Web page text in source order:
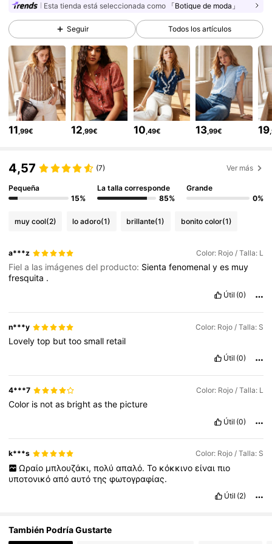
4,74 133K Seguidores
4,74 133K Seguidores
4,74 133K Seguidores
4,74 133K Seguidores
Esta tienda está seleccionada como 「Botique de moda」
Seguir Todos los artículos
11 ,99€ 12 ,99€ 10 ,49€ 13 ,99€ 19
4,57 (7) Ver más
Pequeña
15%
La talla corresponde
85%
Grande
0%
muy cool(2) lo adoro(1) brillante(1) bonito color(1)
a***z Color: Rojo / Talla: L
Fiel a las imágenes del producto: Sientafenomenalyes muy
fresquita .
Útil (0)
n***y Color: Rojo / Talla: S
Lovelytop buttoosmall retail
Útil (0)
4***7 Color: Rojo / Talla: L
Color is notas brightasthe picture
Útil (0)
k***s Color: Rojo / Talla: S
Ωραίο μπλουζάκι, πολύ απαλό. Το κόκκινο είναι πιο
υποτονικόαπόαυτότηςφωτογραφίας.
Útil (2)
También Podría Gustarte